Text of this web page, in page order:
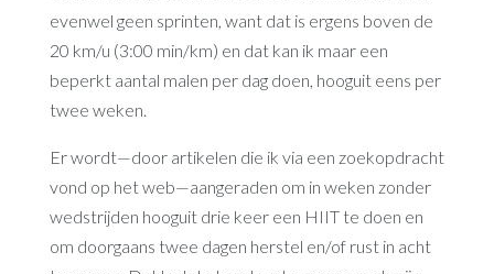
evenwel geen sprinten, want dat is ergens boven de
20 km/u (3:00 min/km) en dat kan ik maar een
beperkt aantal malen per dag doen, hooguit eens per
twee weken.
Er wordt—door artikelen die ik via een zoekopdracht
vond op het web—aangeraden om in weken zonder
wedstrijden hooguit drie keer een HIIT te doen en
om doorgaans twee dagen herstel en/of rust in acht